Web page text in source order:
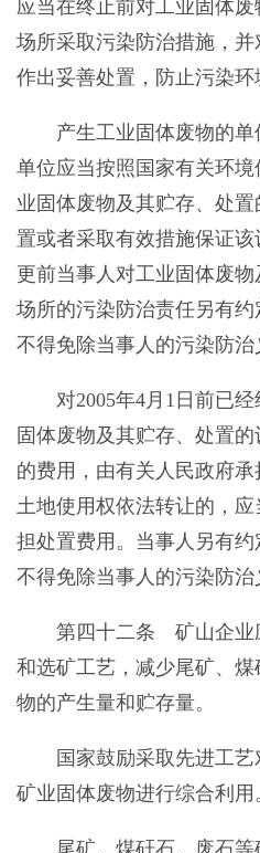
应当在终止前对工业固体废
场所采取污染防治措施，
作出妥善处置，防止污染环
产生工业固体废物的单
单位应当按照国家有关环
业固体废物及其贮存、处
置或者采取有效措施保证
更前当事人对工业固体废物
场所的污染防治责任另有约
不得免除当事人的污染防治
对2005年4月1日前已经
固体废物及其贮存、处置
的费用，由有关人民政府
土地使用权依法转让的，
担处置费用。当事人另有约
不得免除当事人的污染防治
第四十二条 矿山企业
和选矿工艺，减少尾矿、
物的产生量和贮存量。
国家鼓励采取先进工艺
矿业固体废物进行综合利用
尾矿、煤矸石、废石等